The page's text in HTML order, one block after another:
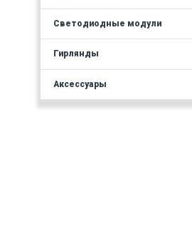
Светодиодные модули
Гирлянды
Аксессуары